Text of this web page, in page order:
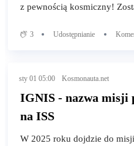
z pewnością kosmiczny!
3 Udostępnianie
sty 01 05:00 Kosmonauta.net
IGNIS - nazwa misji
na ISS
W 2025 roku dojdzie do